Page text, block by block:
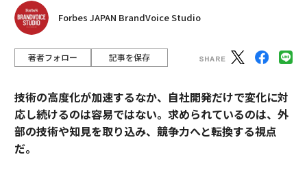
Forbes JAPAN BrandVoice Studio
著者フォロー 記事を保存
技術の高度化が加速するなか、自社開発だけで変化に対
応し続けるのは容易ではない。求められているのは、外
部の技術や知見を取り込み、競争力へと転換する視点
だ。